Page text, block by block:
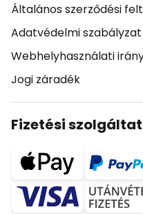
Általános szerződési
Adatvédelmi szabályzat
Webhelyhasználati
Jogi záradék
Fizetési